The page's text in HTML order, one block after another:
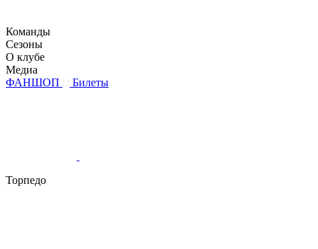
Команды
Сезоны
О клубе
Медиа
ФАНШОП
Билеты
Торпедо